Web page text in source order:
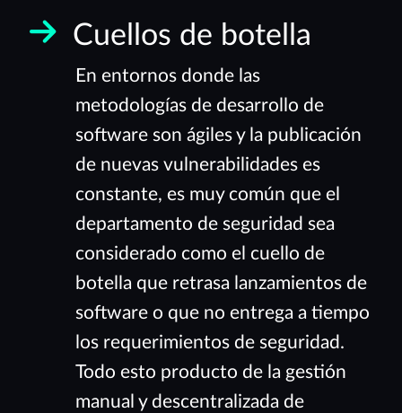
Cuellos de botella
En entornos donde las
metodologías de desarrollo de
software son ágiles y la publicación
de nuevas vulnerabilidades es
constante, es muy común que el
departamento de seguridad sea
considerado como el cuello de
botella que retrasa lanzamientos de
software o que no entrega a tiempo
los requerimientos de seguridad.
Todo esto producto de la gestión
manual y descentralizada de